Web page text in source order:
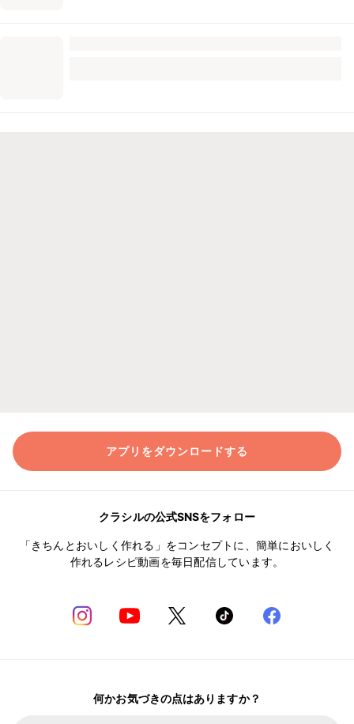
アプリをダウンロードする
クラシルの公式SNSをフォロー
「きちんとおいしく作れる」をコンセプトに、簡単においしく
作れるレシピ動画を毎日配信しています。
何かお気づきの点はありますか？